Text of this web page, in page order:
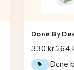
330 kr.264
Done